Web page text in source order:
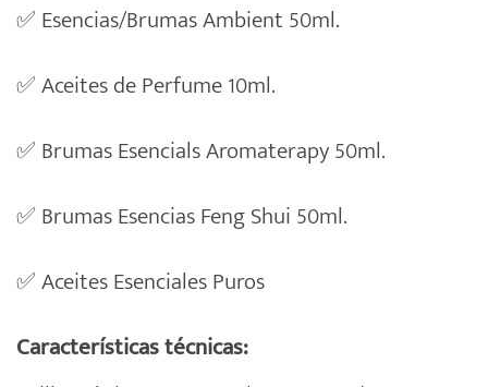
✅ Esencias/Brumas Ambient 50ml.
✅Aceites de Perfume 10ml.
✅ Brumas Esencials Aromaterapy 50ml.
✅ Brumas Esencias Feng Shui 50ml.
✅Aceites Esenciales Puros
Características técnicas: